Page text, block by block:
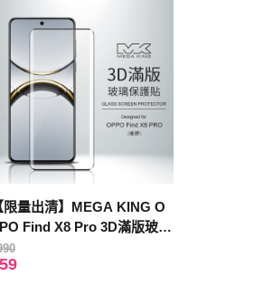
限量出清】MEGA KING O
Find X8 Pro 3D滿版玻璃
貼 (邊膠)